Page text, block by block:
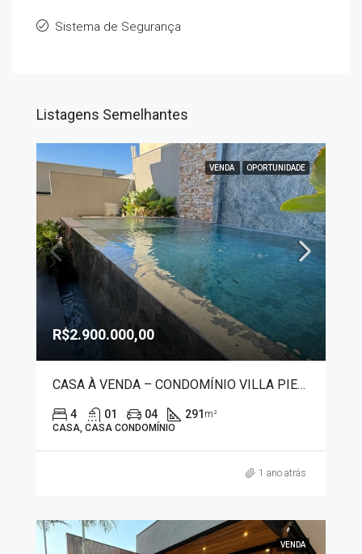
Sistema de Segurança
Listagens Semelhantes
VENDA OPORTUNIDADE
R$2.900.000,00
CASA À VENDA – CONDOMÍNIO VILLA PIEMONTE 7442
4 01 04 291 m²
CASA, CASA CONDOMÍNIO
1 ano atrás
VENDA